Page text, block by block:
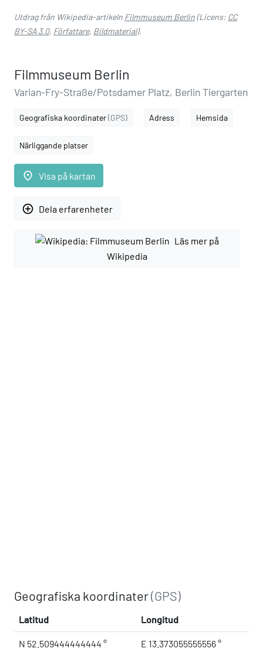
Utdrag från Wikipedia-artikeln Filmmuseum Berlin(Licens: CC
BY-SA 3.0, Författare, Bildmaterial).
Filmmuseum Berlin
Varian-Fry-Straße/Potsdamer Platz, Berlin Tiergarten
Geografiska koordinater(GPS) Adress Hemsida
Närliggande platser
place Visa på kartan
add_circle_outline Dela erfarenheter
Läs mer på
Wikipedia
Geografiska koordinater(GPS)
Latitud Longitud
N 52.509444444444 ° E 13.373055555556 °